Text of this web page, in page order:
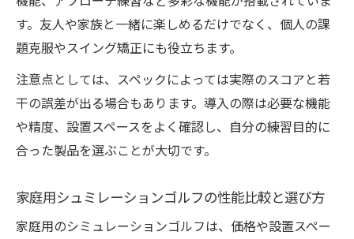
フの工夫
す。友人や家族と一緒に楽しめるだけでなく、個人の課
題克服やスイング矯正にも役立ちます。
注意点としては、スペックによっては実際のスコアと若
干の誤差が出る場合もあります。導入の際は必要な機能
や精度、設置スペースをよく確認し、自分の練習目的に
合った製品を選ぶことが大切です。
家庭用シュミレーションゴルフの性能比較と選び方
家庭用のシミュレーションゴルフは、価格や設置スペー